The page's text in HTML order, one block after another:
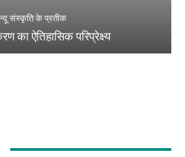
संस्कृति के प्रतीक
का ऐतिहासिक परिप्रेक्ष्य